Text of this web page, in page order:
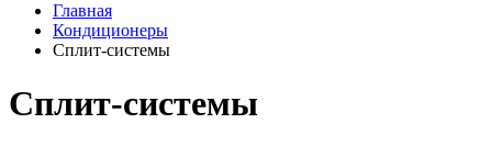
Главная
Кондиционеры
Сплит-системы
Сплит-системы